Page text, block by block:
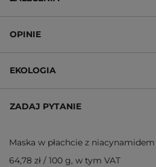
OPINIE
EKOLOGIA
ZADAJ PYTANIE
Maska w płachcie z
64,78 zł / 100 g, w tym VAT